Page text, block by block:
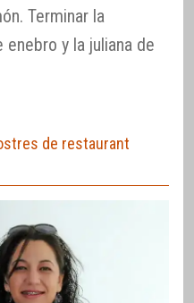
Terminar la
y la juliana de
de restaurant